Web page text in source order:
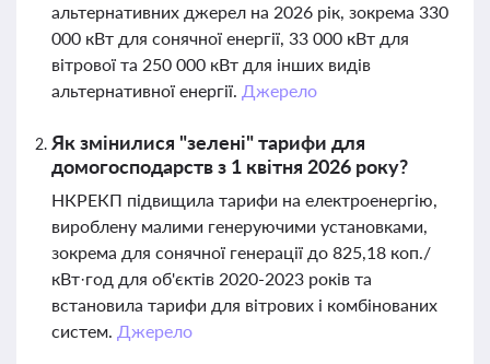
альтернативних джерел на 2026 рік, зокрема 330
000 кВт для сонячної енергії, 33 000 кВт для
вітрової та 250 000 кВт для інших видів
альтернативної енергії. Джерело
Як змінилися "зелені" тарифи для
домогосподарств з 1 квітня 2026 року?
НКРЕКП підвищила тарифи на електроенергію,
вироблену малими генеруючими установками,
зокрема для сонячної генерації до 825,18 коп./
кВт·год для об'єктів 2020-2023 років та
встановила тарифи для вітрових і комбінованих
систем. Джерело